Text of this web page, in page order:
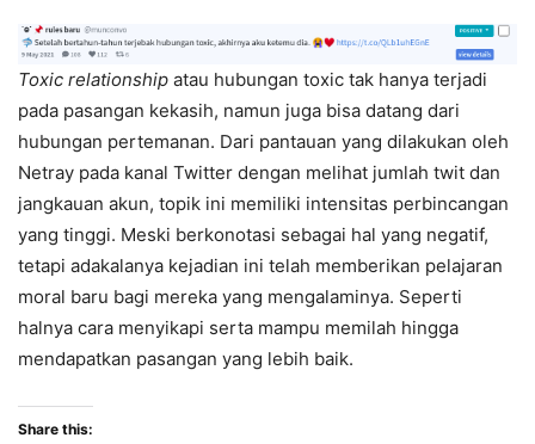
Toxic relationship atau hubungan toxic tak hanya terjadi
pada pasangan kekasih, namun juga bisa datang dari
hubungan pertemanan. Dari pantauan yang dilakukan oleh
Netray pada kanal Twitter dengan melihat jumlah twit dan
jangkauan akun, topik ini memiliki intensitas perbincangan
yang tinggi. Meski berkonotasi sebagai hal yang negatif,
tetapi adakalanya kejadian ini telah memberikan pelajaran
moral baru bagi mereka yang mengalaminya. Seperti
halnya cara menyikapi serta mampu memilah hingga
mendapatkan pasangan yang lebih baik.
Share this: